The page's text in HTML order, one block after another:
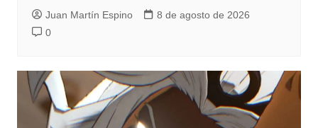
Juan Martín Espino
8 de agosto de 2026
0